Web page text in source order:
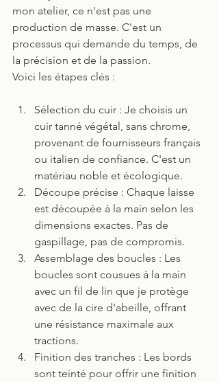
mon atelier, ce n'est pas une
production de masse. C'est un
processus qui demande du temps, de
la précision et de la passion.
Voici les étapes clés :
Sélection du cuir : Je choisis un
cuir tanné végétal, sans chrome,
provenant de fournisseurs français
ou italien de confiance. C'est un
matériau noble et écologique.
Découpe précise : Chaque laisse
est découpée à la main selon les
dimensions exactes. Pas de
gaspillage, pas de compromis.
Assemblage des boucles : Les
boucles sont cousues à la main
avec un fil de lin que je protège
avec de la cire d'abeille, offrant
une résistance maximale aux
tractions.
Finition des tranches : Les bords
sont teinté pour offrir une finition